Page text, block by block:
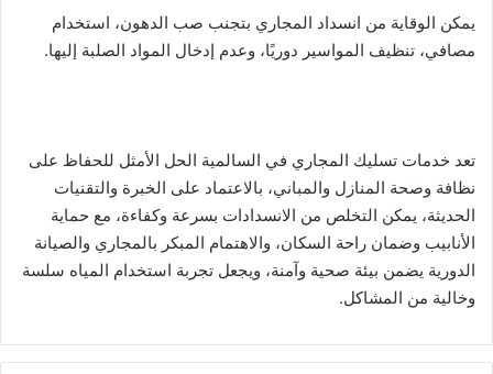
يمكن الوقاية من انسداد المجاري بتجنب صب الدهون، استخدام
مصافي، تنظيف المواسير دوريًا، وعدم إدخال المواد الصلبة إليها.
تعد خدمات تسليك المجاري في السالمية الحل الأمثل للحفاظ على
نظافة وصحة المنازل والمباني، بالاعتماد على الخبرة والتقنيات
الحديثة، يمكن التخلص من الانسدادات بسرعة وكفاءة، مع حماية
الأنابيب وضمان راحة السكان، والاهتمام المبكر بالمجاري والصيانة
الدورية يضمن بيئة صحية وآمنة، ويجعل تجربة استخدام المياه سلسة
وخالية من المشاكل.